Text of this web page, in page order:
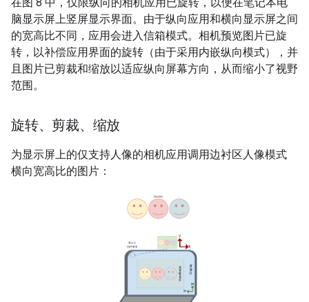
脑显示屏上竖屏显示界面。由于纵向应用和横向显示屏之间
的宽高比不同，应用会进入信箱模式。相机预览图片已旋
转，以补偿应用界面的旋转（由于采用内嵌纵向模式），并
且图片已剪裁和缩放以适应纵向屏幕方向，从而缩小了视野
范围。
旋转、剪裁、缩放
为显示屏上的仅支持人像的相机应用调用边衬区人像模式
横向宽高比的图片：